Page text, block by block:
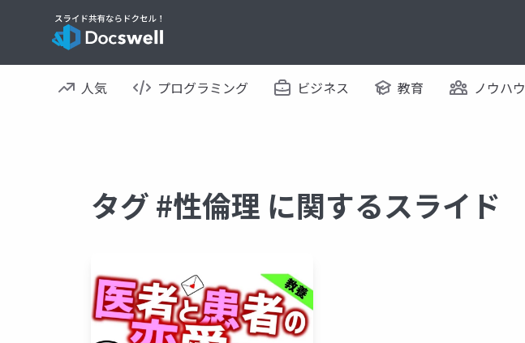
人気 プログラミング ビジネス 教育 ノウハウ
タグ #性倫理 に関するスライド